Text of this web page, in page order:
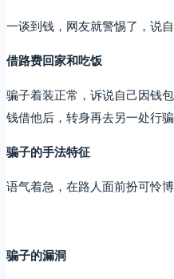
一谈到钱，网友就警惕了，说
借路费回家和吃饭
骗子着装正常，诉说自己因钱
钱借他后，转身再去另一处行骗
骗子的手法特征
语气着急，在路人面前扮可怜
骗子的漏洞